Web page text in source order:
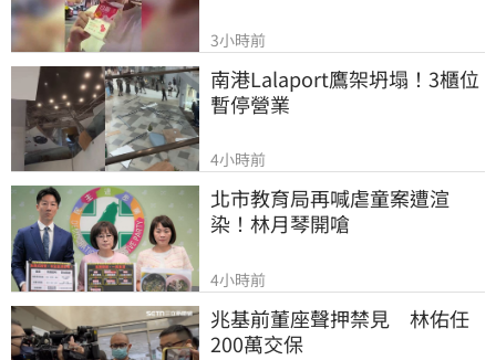
3小時前
南港Lalaport鷹架坍塌！3櫃位
暫停營業
4小時前
北市教育局再喊虐童案遭渲
染！林月琴開嗆
4小時前
兆基前董座聲押禁見　林佑任
200萬交保